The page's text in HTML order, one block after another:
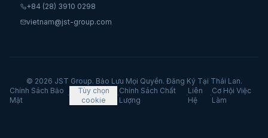
+84 (28) 3910 0298
vietnam@jst-group.com
© 2026 JST Group. Bảo Lưu Mọi Quyền. Đăng Ký Tại Thái Lan.
Chính Sách Bảo
Mật
·
Tùy chọn
cookie
·
Chính Sách Chất
Lượng
·
Liên
Hệ
·
Cơ Hội Việc
Làm